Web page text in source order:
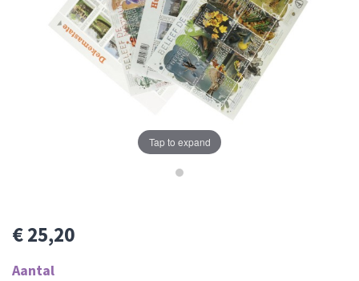
Tap to expand
€ 25,20
Aantal